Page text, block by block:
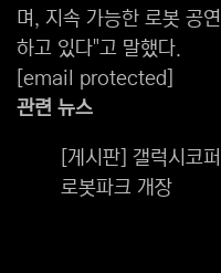
며, 지속 가능한 로봇 공
하고 있다"고 말했다.
[email protected]
관련 뉴스
[게시판] 갤럭시코
로봇파크 개장